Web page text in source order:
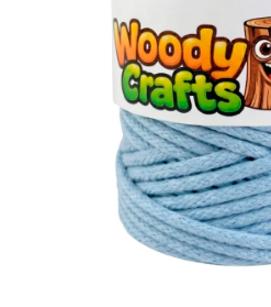
Zahlung & Versand
Nachhaltigkeit
Rücksendungen und Reklamationen
Datenschutzerklärung
Impressum